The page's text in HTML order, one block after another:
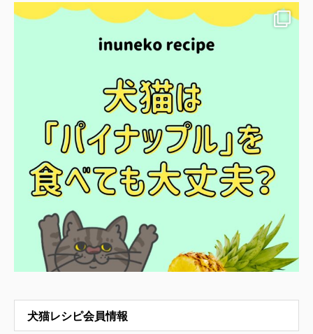
犬猫レシピ会員情報